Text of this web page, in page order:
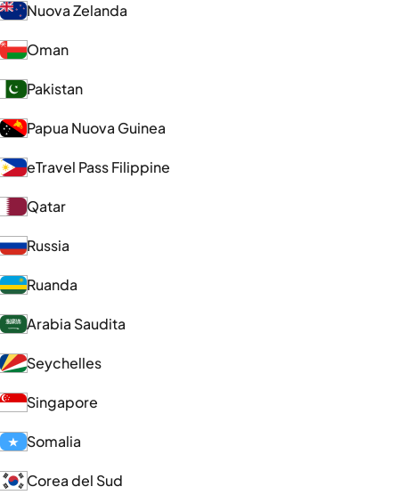
Nuova Zelanda
Oman
Pakistan
Papua Nuova Guinea
eTravel Pass Filippine
Qatar
Russia
Ruanda
Arabia Saudita
Seychelles
Singapore
Somalia
Corea del Sud